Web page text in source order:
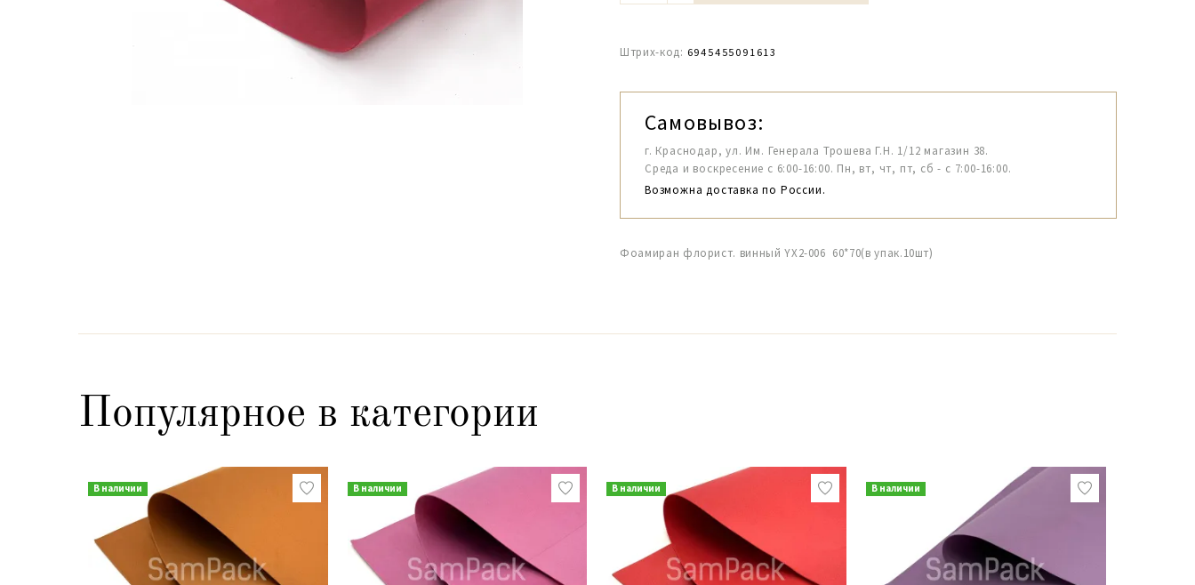
Штрих-код: 6945455091613
Самовывоз:
г. Краснодар, ул. Им. Генерала Трошева Г.Н. 1/12 магазин 38.
Среда и воскресение с 6:00-16:00. Пн, вт, чт, пт, сб - с 7:00-16:00.
Возможна доставка по России.
Фоамиран флорист. винный YX2-006 60*70(в упак.10шт)
Популярное в категории
В наличии В наличии В наличии В наличии